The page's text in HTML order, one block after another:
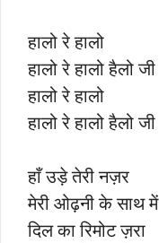
हालो रे हालो
हालो रे हालो हैलो जी
हालो रे हालो
हालो रे हालो हैलो जी
हाँ उड़े तेरी नज़र
मेरी ओढ़नी के साथ में
दिल का रिमोट ज़रा